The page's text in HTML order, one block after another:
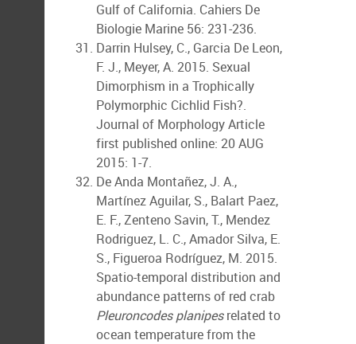
Gulf of California. Cahiers De
Biologie Marine 56: 231-236.
Darrin Hulsey, C., Garcia De Leon,
F. J., Meyer, A. 2015. Sexual
Dimorphism in a Trophically
Polymorphic Cichlid Fish?.
Journal of Morphology Article
first published online: 20 AUG
2015: 1-7.
De Anda Montañez, J. A.,
Martínez Aguilar, S., Balart Paez,
E. F., Zenteno Savin, T., Mendez
Rodriguez, L. C., Amador Silva, E.
S., Figueroa Rodríguez, M. 2015.
Spatio-temporal distribution and
abundance patterns of red crab
Pleuroncodes planipesrelated to
ocean temperature from the